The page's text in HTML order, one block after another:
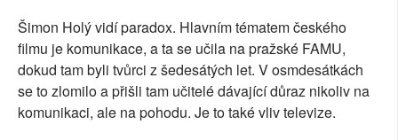
Šimon Holý vidí paradox. Hlavním tématem českého
filmu je komunikace, a ta se učila na pražské FAMU,
dokud tam byli tvůrci z šedesátých let. V osmdesátkách
se to zlomilo a přišli tam učitelé dávající důraz nikoliv na
komunikaci, ale na pohodu. Je to také vliv televize.